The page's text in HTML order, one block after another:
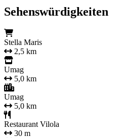
Sehenswürdigkeiten
Stella Maris
2,5 km
Umag
5,0 km
Umag
5,0 km
Restaurant Vilola
30 m